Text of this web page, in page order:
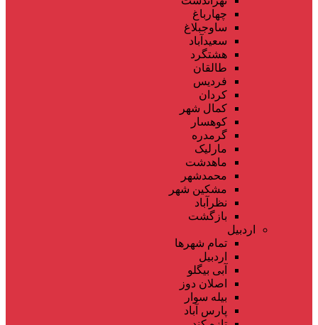
چهارباغ
ساوجبلاغ
سعیدآباد
هشتگرد
طالقان
فردیس
کردان
کمال شهر
کوهسار
گرمدره
مارلیک
ماهدشت
محمدشهر
مشکین شهر
نظرآباد
بازگشت
اردبیل
تمام شهر‌ها
اردبیل
آبی بیگلو
اصلان دوز
بیله سوار
پارس آباد